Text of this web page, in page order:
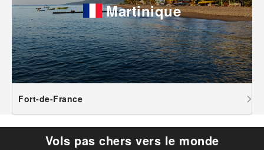
Martinique
Fort-de-France
Vols pas chers vers le monde